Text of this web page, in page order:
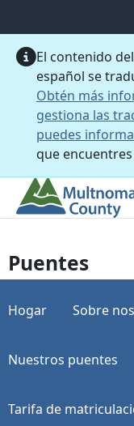
El contenido
español se
Obtén más
gestiona las
puedes
que
Puentes
Hogar Sobre
Nuestros puentes
Tarifa de